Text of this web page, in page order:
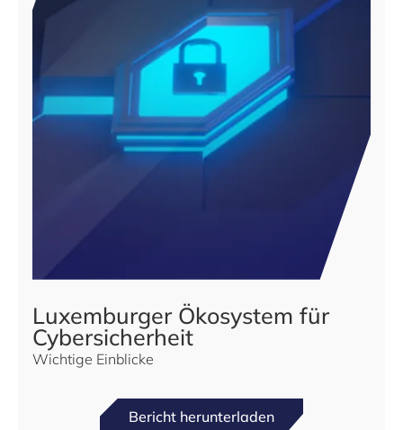
Luxemburger Ökosystem für
Cybersicherheit
Wichtige Einblicke
Bericht herunterladen